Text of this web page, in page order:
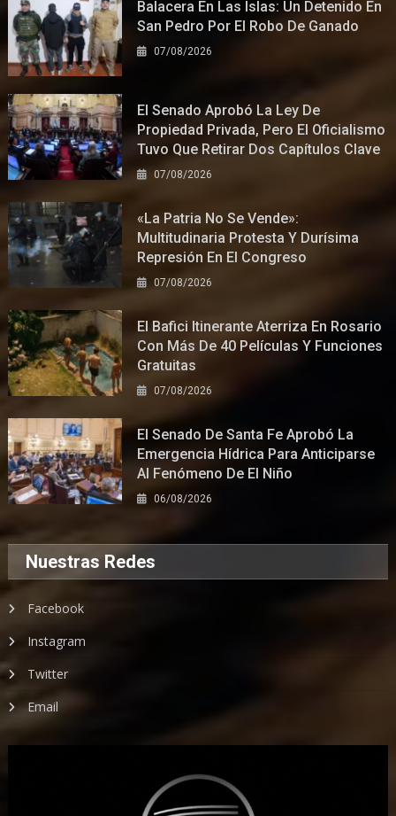
Balacera En Las Islas: Un Detenido En
San Pedro Por El Robo De Ganado
07/08/2026
El Senado Aprobó La Ley De
Propiedad Privada, Pero El Oficialismo
Tuvo Que Retirar Dos Capítulos Clave
07/08/2026
«La Patria No Se Vende»:
Multitudinaria Protesta Y Durísima
Represión En El Congreso
07/08/2026
El Bafici Itinerante Aterriza En Rosario
Con Más De 40 Películas Y Funciones
Gratuitas
07/08/2026
El Senado De Santa Fe Aprobó La
Emergencia Hídrica Para Anticiparse
Al Fenómeno De El Niño
06/08/2026
Nuestras Redes
Facebook
Instagram
Twitter
Email